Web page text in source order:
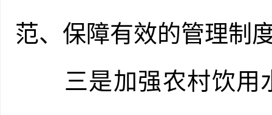
范、保障有效的管理制
三是加强农村饮用